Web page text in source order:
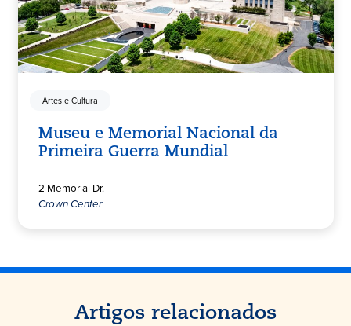
Artes e Cultura
Museu e Memorial Nacional da
Primeira Guerra Mundial
2 Memorial Dr.
Crown Center
Artigos relacionados